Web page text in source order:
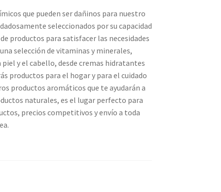
que pueden ser dañinos para nuestro
seleccionados por su capacidad
productos para satisfacer las necesidades
selección de vitaminas y minerales,
y el cabello, desde cremas hidratantes
productos para el hogar y para el cuidado
productos aromáticos que te ayudarán a
naturales, es el lugar perfecto para
precios competitivos y envío a toda